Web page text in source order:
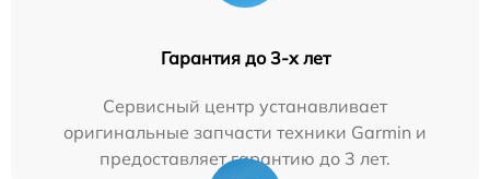
Гарантия до 3-х лет
Сервисный центр устанавливает
оригинальные запчасти техники Garmin и
предоставляет гарантию до 3 лет.